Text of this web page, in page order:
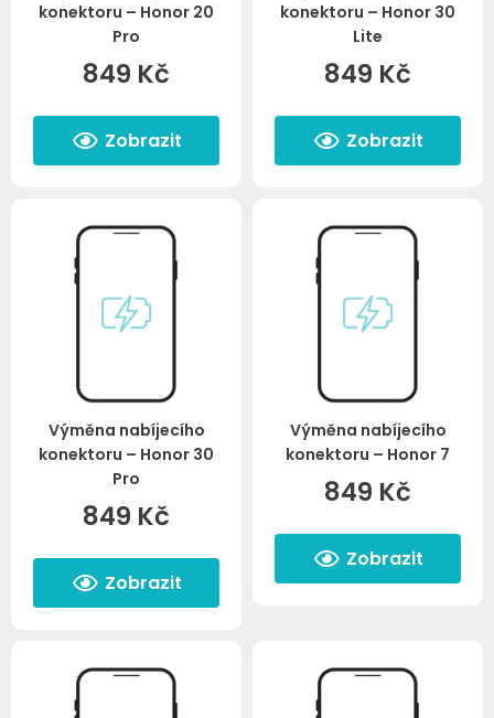
konektoru – Honor 20
Pro
849 Kč
Zobrazit
konektoru – Honor 30
Lite
849 Kč
Zobrazit
Výměna nabíjecího
konektoru – Honor 30
Pro
849 Kč
Zobrazit
Výměna nabíjecího
konektoru – Honor 7
849 Kč
Zobrazit